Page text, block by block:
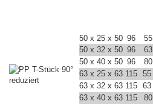
50 x 25 x 50 96 55
50 x 32 x 50 96 63
50 x 40 x 50 96 80
63 x 25 x 63 115 55
63 x 32 x 63 115 63
63 x 40 x 63 115 80